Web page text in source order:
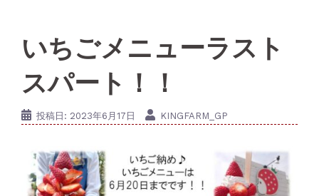
いちごメニューラスト
スパート！！
投稿日: 2023年6月17日 KINGFARM_GP